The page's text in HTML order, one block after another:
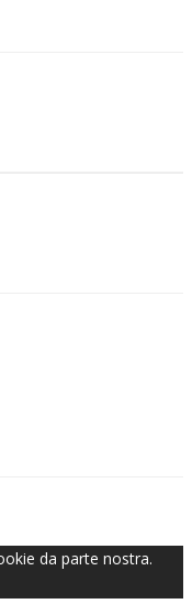
da parte nostra.